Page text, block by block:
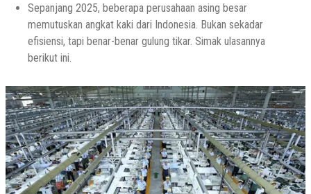
Sepanjang 2025, beberapa perusahaan asing besar
memutuskan angkat kaki dari Indonesia. Bukan sekadar
efisiensi, tapi benar-benar gulung tikar. Simak ulasannya
berikut ini.